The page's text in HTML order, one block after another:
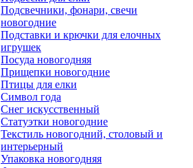
Подсвечники, фонари, свечи
новогодние
Подставки и крючки для елочных
игрушек
Посуда новогодняя
Прищепки новогодние
Птицы для елки
Символ года
Снег искусственный
Статуэтки новогодние
Текстиль новогодний, столовый и
интерьерный
Упаковка новогодняя